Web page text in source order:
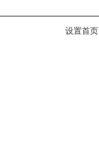
设置首页